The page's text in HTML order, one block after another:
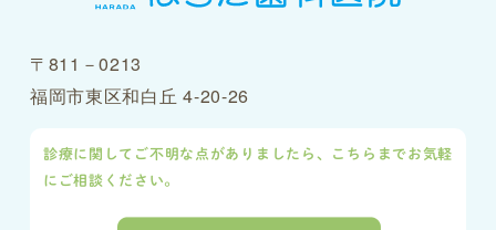
〒811－0213
福岡市東区和白丘 4-20-26
診療に関してご不明な点がありましたら、こちらまでお気軽
にご相談ください。